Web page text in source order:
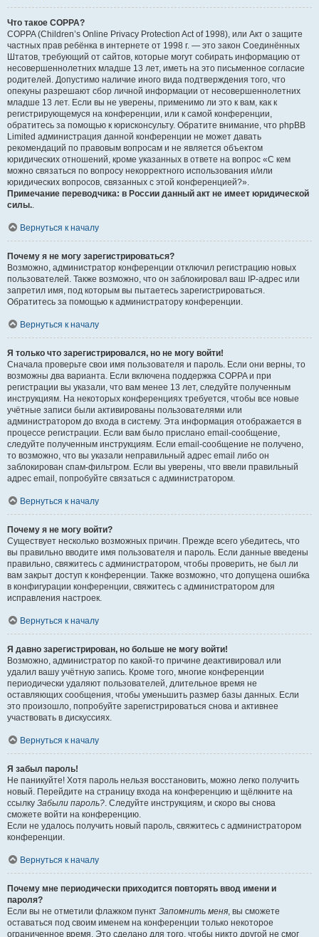
Что такое COPPA?
COPPA (Children’s Online Privacy Protection Act of 1998), или Акт о защите
частных прав ребёнка в интернете от 1998 г. — это закон Соединённых
Штатов, требующий от сайтов, которые могут собирать информацию от
несовершеннолетних младше 13 лет, иметь на это письменное согласие
родителей. Допустимо наличие иного вида подтверждения того, что
опекуны разрешают сбор личной информации от несовершеннолетних
младше 13 лет. Если вы не уверены, применимо ли это к вам, как к
регистрирующемуся на конференции, или к самой конференции,
обратитесь за помощью к юрисконсульту. Обратите внимание, что phpBB
Limited администрация данной конференции не может давать
рекомендаций по правовым вопросам и не является объектом
юридических отношений, кроме указанных в ответе на вопрос «С кем
можно связаться по вопросу некорректного использования и/или
юридических вопросов, связанных с этой конференцией?».
Примечание переводчика: в России данный акт не имеет юридической
силы..
Вернуться к началу
Почему я не могу зарегистрироваться?
Возможно, администратор конференции отключил регистрацию новых
пользователей. Также возможно, что он заблокировал ваш IP-адрес или
запретил имя, под которым вы пытаетесь зарегистрироваться.
Обратитесь за помощью к администратору конференции.
Вернуться к началу
Я только что зарегистрировался, но не могу войти!
Сначала проверьте свои имя пользователя и пароль. Если они верны, то
возможны два варианта. Если включена поддержка COPPA и при
регистрации вы указали, что вам менее 13 лет, следуйте полученным
инструкциям. На некоторых конференциях требуется, чтобы все новые
учётные записи были активированы пользователями или
администратором до входа в систему. Эта информация отображается в
процессе регистрации. Если вам было прислано email-сообщение,
следуйте полученным инструкциям. Если email-сообщение не получено,
то возможно, что вы указали неправильный адрес email либо он
заблокирован спам-фильтром. Если вы уверены, что ввели правильный
адрес email, попробуйте связаться с администратором.
Вернуться к началу
Почему я не могу войти?
Существует несколько возможных причин. Прежде всего убедитесь, что
вы правильно вводите имя пользователя и пароль. Если данные введены
правильно, свяжитесь с администратором, чтобы проверить, не был ли
вам закрыт доступ к конференции. Также возможно, что допущена ошибка
в конфигурации конференции, свяжитесь с администратором для
исправления настроек.
Вернуться к началу
Я давно зарегистрирован, но больше не могу войти!
Возможно, администратор по какой-то причине деактивировал или
удалил вашу учётную запись. Кроме того, многие конференции
периодически удаляют пользователей, длительное время не
оставляющих сообщения, чтобы уменьшить размер базы данных. Если
это произошло, попробуйте зарегистрироваться снова и активнее
участвовать в дискуссиях.
Вернуться к началу
Я забыл пароль!
Не паникуйте! Хотя пароль нельзя восстановить, можно легко получить
новый. Перейдите на страницу входа на конференцию и щёлкните на
ссылку Забыли пароль?. Следуйте инструкциям, и скоро вы снова
сможете войти на конференцию.
Если не удалось получить новый пароль, свяжитесь с администратором
конференции.
Вернуться к началу
Почему мне периодически приходится повторять ввод имени и
пароля?
Если вы не отметили флажком пункт Запомнить меня, вы сможете
оставаться под своим именем на конференции только некоторое
ограниченное время. Это сделано для того, чтобы никто другой не смог